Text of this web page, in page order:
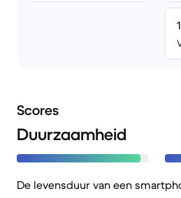
Scores
Duurzaamheid
De levensduur van een